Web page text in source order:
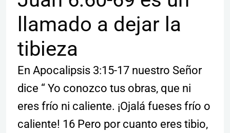
llamado a dejar la
tibieza
En Apocalipsis 3:15-17 nuestro Señor
dice “ Yo conozco tus obras, que ni
eres frío ni caliente. ¡Ojalá fueses frío o
caliente! 16 Pero por cuanto eres tibio,